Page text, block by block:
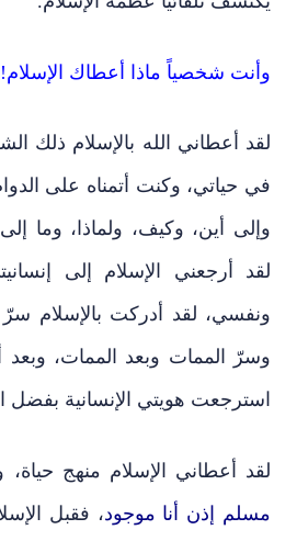
وأنت شخصياً ماذا أعطاك الإسلام!
لقد أعطاني الله بالإسلام ذلك
في حياتي، وكنت أتمناه على
وإلى أين، وكيف، ولماذا، وما
لقد أرجعني الإسلام إلى
ونفسي، لقد أدركت بالإسلام سرّ
وسرّ الممات وبعد الممات، وبعد
استرجعت هويتي الإنسانية بفضل
لقد أعطاني الإسلام منهج
مسلم إذن أنا موجود، فقبل